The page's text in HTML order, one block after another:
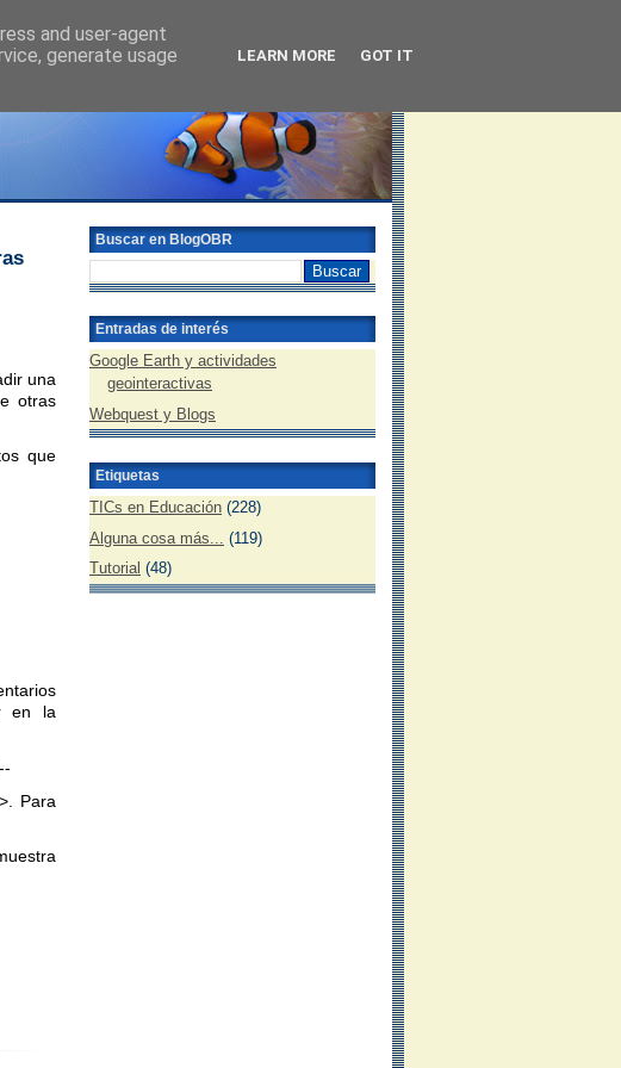
una
otras
que
en la
Para
Buscar en BlogOBR
Entradas de interés
Google Earth y actividades
geointeractivas
Webquest y Blogs
Etiquetas
TICs en Educación (228)
Alguna cosa más...
(119)
Tutorial (48)
and user-agent
generate usage
LEARN MORE GOT IT